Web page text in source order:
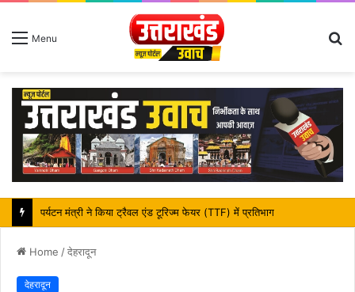
Menu
महापौर शंभू पासवान के जन्मदिवस पर क्षेत्र में विकास की सौगात
Home /देहरादून
देहरादून